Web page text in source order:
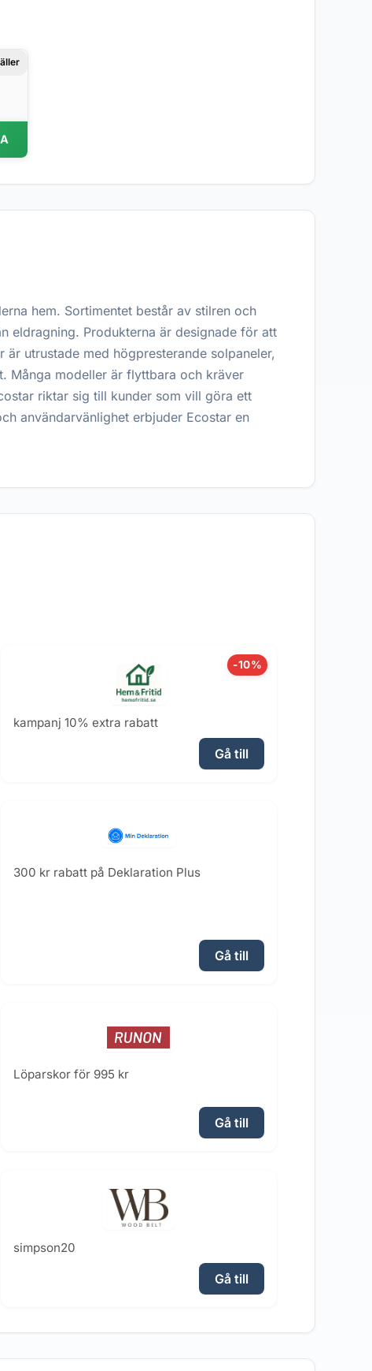
hem. Sortimentet består av stilren och
eldragning. Produkterna är designade för att
utrustade med högpresterande solpaneler,
Många modeller är flyttbara och kräver
riktar sig till kunder som vill göra ett
användarvänlighet erbjuder Ecostar en
-10%
kampanj 10% extra rabatt
Gå till
300 kr rabatt på Deklaration Plus
Gå till
Löparskor för 995 kr
Gå till
simpson20
Gå till